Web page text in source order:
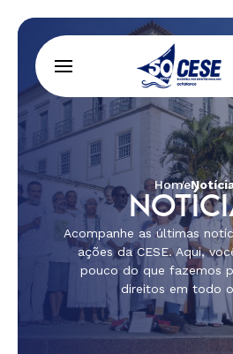
Home
Acompanhe as últimas
ações da CESE. Aqui,
pouco do que fazemos
direitos em todo